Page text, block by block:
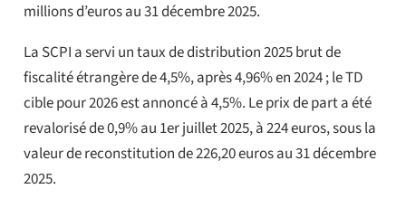
millions d’euros au 31 décembre 2025.
La SCPI a servi un taux de distribution 2025 brut de
fiscalité étrangère de 4,5%, après 4,96% en 2024 ; le TD
cible pour 2026 est annoncé à 4,5%. Le prix de part a été
revalorisé de 0,9% au 1er juillet 2025, à 224 euros, sous la
valeur de reconstitution de 226,20 euros au 31 décembre
2025.